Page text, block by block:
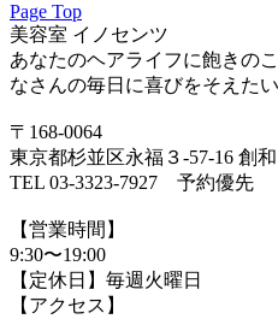
Page Top
美容室 イノセンツ
あなたのヘアライフに飽きの
なさんの毎日に喜びをそえたい
〒168-0064
東京都杉並区永福３-57-16 創
TEL 03-3323-7927 予約優先
【営業時間】
9:30〜19:00
【定休日】毎週火曜日
【アクセス】